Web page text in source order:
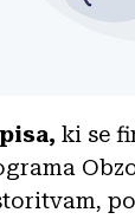
ki se